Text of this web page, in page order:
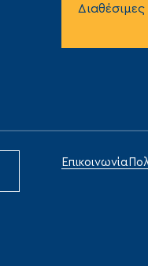
Επικοινωνία